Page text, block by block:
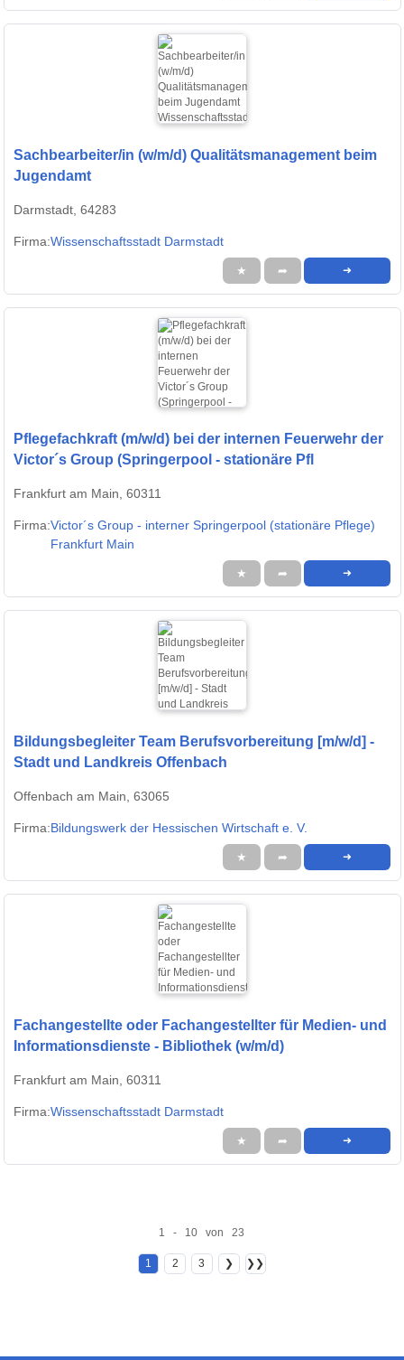
Sachbearbeiter/in (w/m/d) Qualitätsmanagement beim
Jugendamt
Darmstadt, 64283
Firma:Wissenschaftsstadt Darmstadt
★ ➦ ➜
Pflegefachkraft (m/w/d) bei der internen Feuerwehr der
Victor´s Group (Springerpool - stationäre Pfl
Frankfurt am Main, 60311
Firma:Victor´s Group - interner Springerpool (stationäre Pflege)
Frankfurt Main
★ ➦ ➜
Bildungsbegleiter Team Berufsvorbereitung [m/w/d] -
Stadt und Landkreis Offenbach
Offenbach am Main, 63065
Firma:Bildungswerk der Hessischen Wirtschaft e. V.
★ ➦ ➜
Fachangestellte oder Fachangestellter für Medien- und
Informationsdienste - Bibliothek (w/m/d)
Frankfurt am Main, 60311
Firma:Wissenschaftsstadt Darmstadt
★ ➦ ➜
1 - 10 von 23
1 2 3 ❯ ❯❯